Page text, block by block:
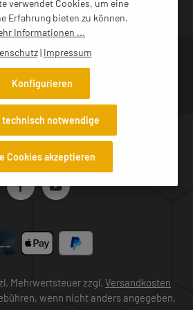
Mehrwertsteuer zzgl. Versandkosten
wenn nicht anders angegeben.
verwendet Cookies, um eine
Erfahrung bieten zu können.
Informationen ...
| Impressum
technisch notwendige
Konfigurieren
Cookies akzeptieren